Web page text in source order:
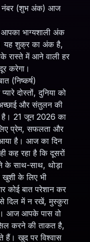
नंबर (शुभ अंक) आज
भाग्यशाली अंक
यह शुक्र का अंक है,
रास्ते में आने वाली हर
करेगा।
(निष्कर्ष)
दोस्तों, दुनिया को
और संतुलन की
21 जून 2026 का
प्रेम, सफलता और
है। आज का दिन
कह रहा है कि दूसरों
के साथ-साथ, थोड़ा
के लिए भी
कोई बात परेशान कर
दिल में न रखें, मुस्कुरा
आज आपके पास वो
करने की ताकत है,
हैं। खुद पर विश्वास